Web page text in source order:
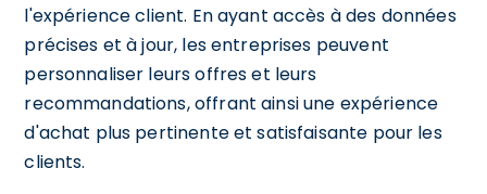
l'expérience client. En ayant accès à des données
précises et à jour, les entreprises peuvent
personnaliser leurs offres et leurs
recommandations, offrant ainsi une expérience
d'achat plus pertinente et satisfaisante pour les
clients.